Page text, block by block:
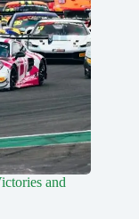
and